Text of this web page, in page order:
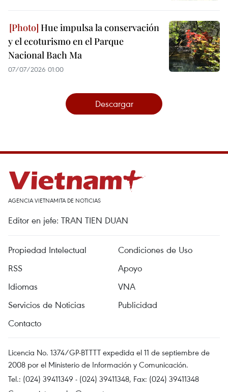
Hue impulsa la conservación
y el ecoturismo en el Parque
Nacional Bach Ma
07/07/2026 01:00
Descargar
AGENCIA VIETNAMITA DE NOTICIAS
Editor en jefe: TRAN TIEN DUAN
Propiedad Intelectual
Condiciones de Uso
RSS
Apoyo
Idiomas
VNA
Servicios de Noticias
Publicidad
Contacto
Licencia No. 1374/GP-BTTTT expedida el 11 de septiembre de
2008 por el Ministerio de Información y Comunicación.
Tel.: (024) 39411349 - (024) 39411348, Fax: (024) 39411348